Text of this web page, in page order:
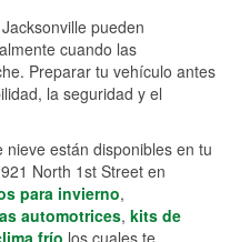
pueden
cuando las
Preparar tu vehículo antes
la seguridad y el
están disponibles en tu
North 1st Street en
para invierno,
automotrices, kits de